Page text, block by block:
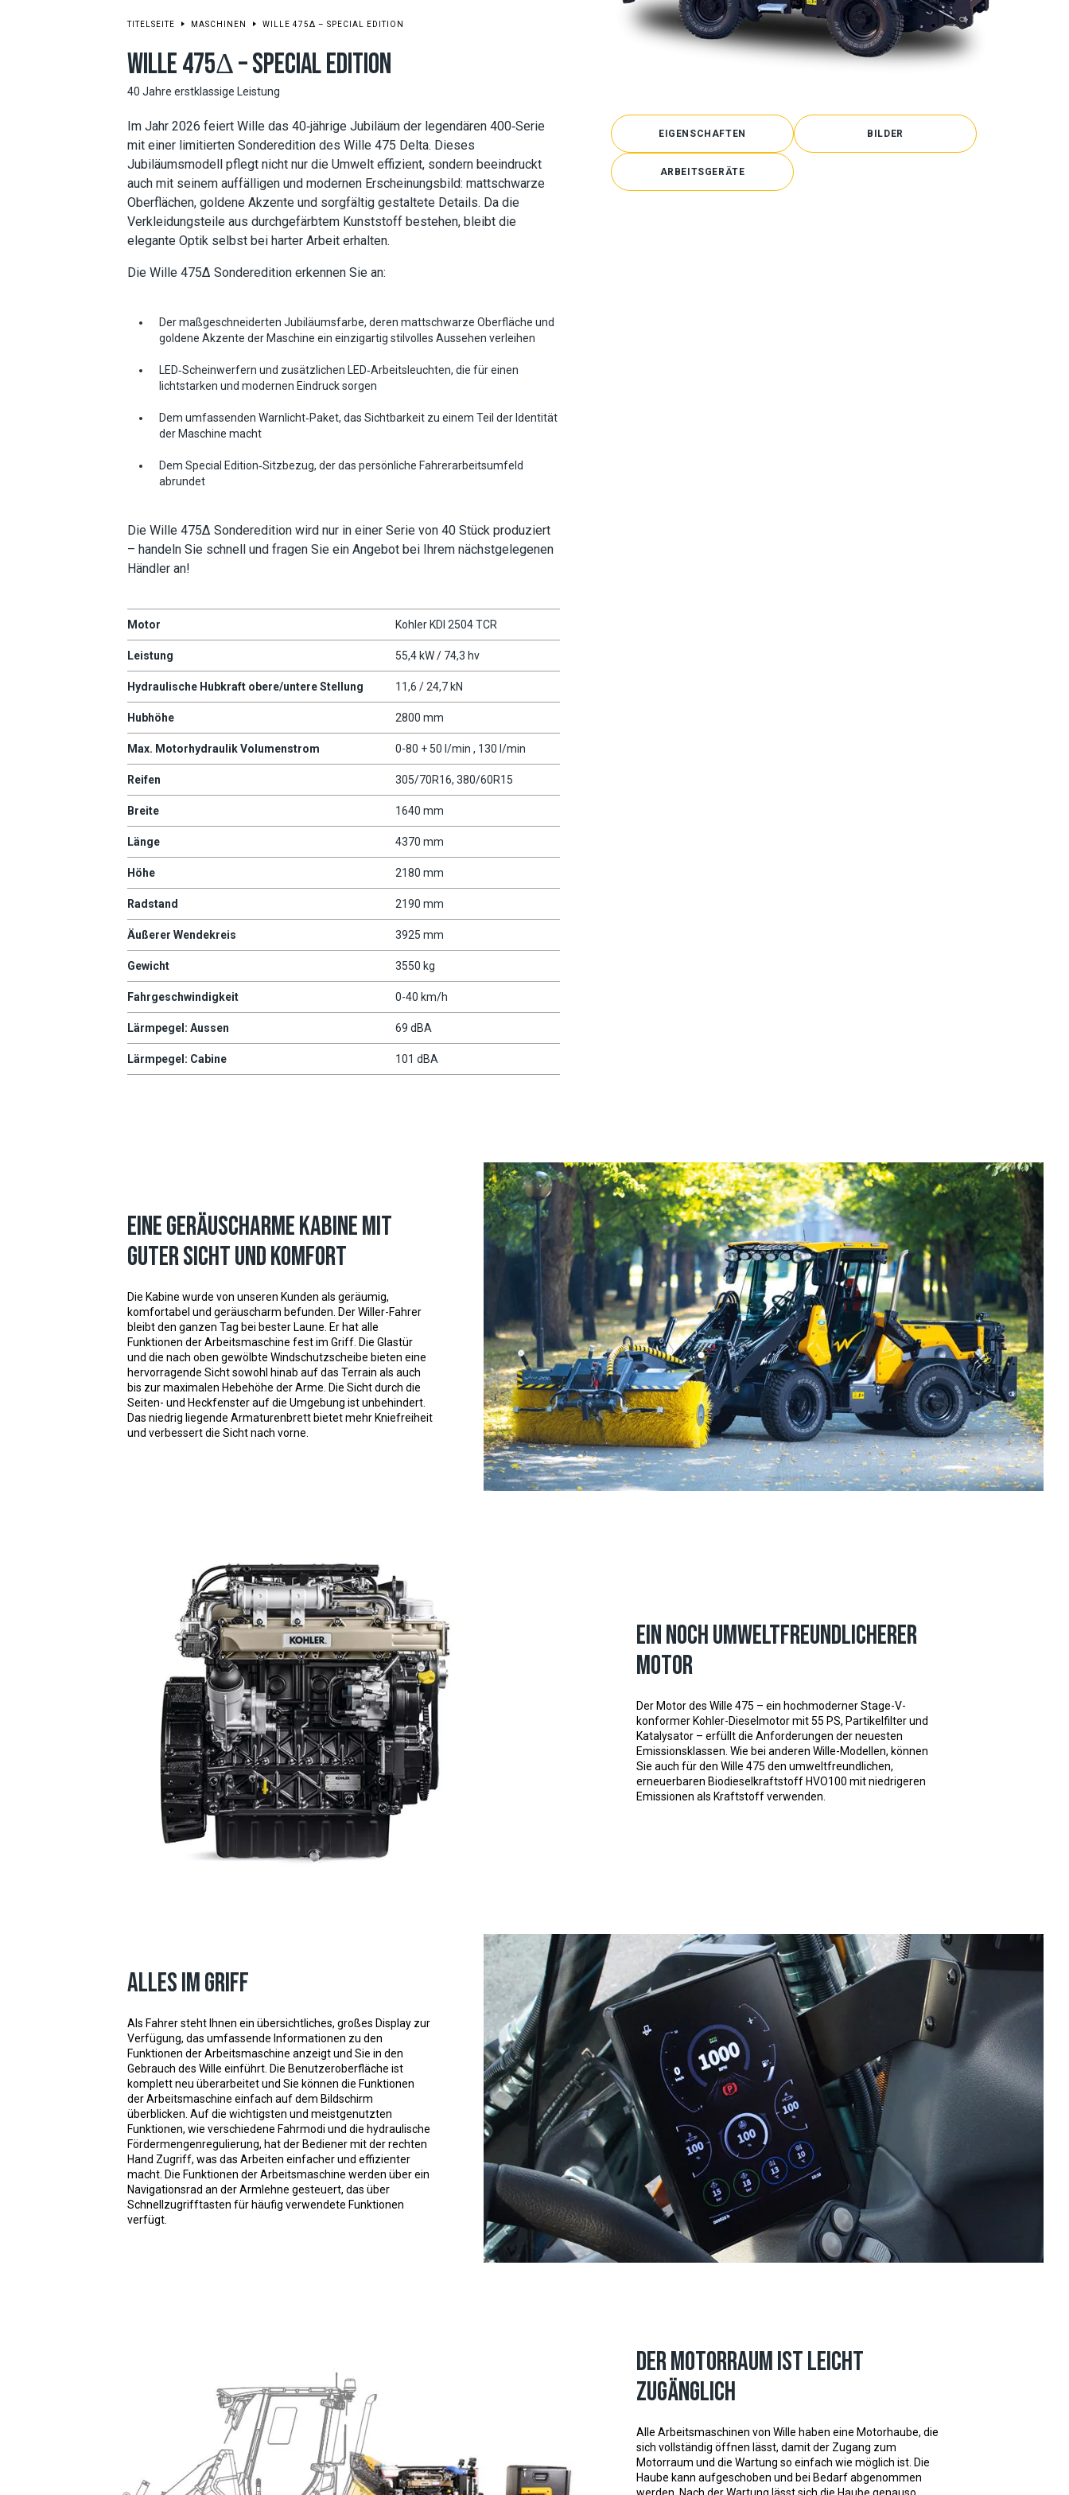
TITELSEITE MASCHINEN WILLE 475Δ – SPECIAL EDITION
WILLE 475Δ – SPECIAL EDITION
40 Jahre erstklassige Leistung
Im Jahr 2026 feiert Wille das 40‑jährige Jubiläum der legendären 400‑Serie
mit einer limitierten Sonderedition des Wille 475 Delta. Dieses
Jubiläumsmodell pflegt nicht nur die Umwelt effizient, sondern beeindruckt
auch mit seinem auffälligen und modernen Erscheinungsbild: mattschwarze
Oberflächen, goldene Akzente und sorgfältig gestaltete Details. Da die
Verkleidungsteile aus durchgefärbtem Kunststoff bestehen, bleibt die
elegante Optik selbst bei harter Arbeit erhalten.
Die Wille 475Δ Sonderedition erkennen Sie an:
Der maßgeschneiderten Jubiläumsfarbe, deren mattschwarze Oberfläche und
goldene Akzente der Maschine ein einzigartig stilvolles Aussehen verleihen
LED‑Scheinwerfern und zusätzlichen LED‑Arbeitsleuchten, die für einen
lichtstarken und modernen Eindruck sorgen
Dem umfassenden Warnlicht‑Paket, das Sichtbarkeit zu einem Teil der Identität
der Maschine macht
Dem Special Edition‑Sitzbezug, der das persönliche Fahrerarbeitsumfeld
abrundet
Die Wille 475Δ Sonderedition wird nur in einer Serie von 40 Stück produziert
– handeln Sie schnell und fragen Sie ein Angebot bei Ihrem nächstgelegenen
Händler an!
Motor Kohler KDI 2504 TCR
Leistung 55,4 kW / 74,3 hv
Hydraulische Hubkraft obere/untere Stellung 11,6 / 24,7 kN
Hubhöhe 2800 mm
Max. Motorhydraulik Volumenstrom 0-80 + 50 l/min , 130 l/min
Reifen 305/70R16, 380/60R15
Breite 1640 mm
Länge 4370 mm
Höhe 2180 mm
Radstand 2190 mm
Äußerer Wendekreis 3925 mm
Gewicht 3550 kg
Fahrgeschwindigkeit 0-40 km/h
Lärmpegel: Aussen 69 dBA
Lärmpegel: Cabine 101 dBA
EIGENSCHAFTEN BILDER
ARBEITSGERÄTE
Eine geräuscharme Kabine mit
guter Sicht und Komfort
Die Kabine wurde von unseren Kunden als geräumig,
komfortabel und geräuscharm befunden. Der Willer-Fahrer
bleibt den ganzen Tag bei bester Laune. Er hat alle
Funktionen der Arbeitsmaschine fest im Griff. Die Glastür
und die nach oben gewölbte Windschutzscheibe bieten eine
hervorragende Sicht sowohl hinab auf das Terrain als auch
bis zur maximalen Hebehöhe der Arme. Die Sicht durch die
Seiten- und Heckfenster auf die Umgebung ist unbehindert.
Das niedrig liegende Armaturenbrett bietet mehr Kniefreiheit
und verbessert die Sicht nach vorne.
Ein noch umweltfreundlicherer
Motor
Der Motor des Wille 475 – ein hochmoderner Stage-V-
konformer Kohler-Dieselmotor mit 55 PS, Partikelfilter und
Katalysator – erfüllt die Anforderungen der neuesten
Emissionsklassen. Wie bei anderen Wille-Modellen, können
Sie auch für den Wille 475 den umweltfreundlichen,
erneuerbaren Biodieselkraftstoff HVO100 mit niedrigeren
Emissionen als Kraftstoff verwenden.
Alles im Griff
Als Fahrer steht Ihnen ein übersichtliches, großes Display zur
Verfügung, das umfassende Informationen zu den
Funktionen der Arbeitsmaschine anzeigt und Sie in den
Gebrauch des Wille einführt. Die Benutzeroberfläche ist
komplett neu überarbeitet und Sie können die Funktionen
der Arbeitsmaschine einfach auf dem Bildschirm
überblicken. Auf die wichtigsten und meistgenutzten
Funktionen, wie verschiedene Fahrmodi und die hydraulische
Fördermengenregulierung, hat der Bediener mit der rechten
Hand Zugriff, was das Arbeiten einfacher und effizienter
macht. Die Funktionen der Arbeitsmaschine werden über ein
Navigationsrad an der Armlehne gesteuert, das über
Schnellzugrifftasten für häufig verwendete Funktionen
verfügt.
Der Motorraum ist leicht
zugänglich
Alle Arbeitsmaschinen von Wille haben eine Motorhaube, die
sich vollständig öffnen lässt, damit der Zugang zum
Motorraum und die Wartung so einfach wie möglich ist. Die
Haube kann aufgeschoben und bei Bedarf abgenommen
werden. Nach der Wartung lässt sich die Haube genauso